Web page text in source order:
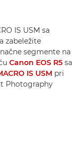
IS USM sa
zabeležite
segmente na
Canon EOS R5 sa
IS USM pri
Photography